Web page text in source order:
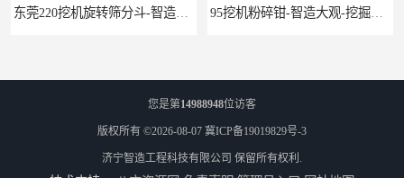
您是第14988948位访客
版权所有 ©2026-08-07 冀ICP备19019829号-3
济宁智造工程科技有限公司 保留所有权利.